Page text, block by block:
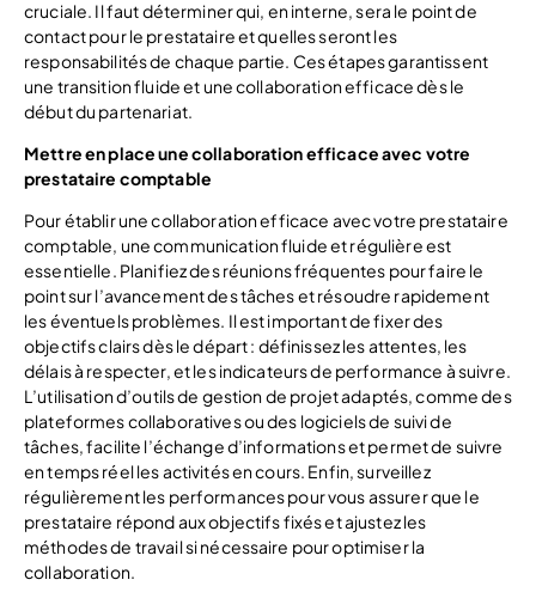
cruciale. Il faut déterminer qui, en interne, sera le point de
contact pour le prestataire et quelles seront les
responsabilités de chaque partie. Ces étapes garantissent
une transition fluide et une collaboration efficace dès le
début du partenariat.
Mettre en place une collaboration efficace avec votre
prestataire comptable
Pour établir une collaboration efficace avec votre prestataire
comptable, une communication fluide et régulière est
essentielle. Planifiez des réunions fréquentes pour faire le
point sur l’avancement des tâches et résoudre rapidement
les éventuels problèmes. Il est important de fixer des
objectifs clairs dès le départ : définissez les attentes, les
délais à respecter, et les indicateurs de performance à suivre.
L’utilisation d’outils de gestion de projet adaptés, comme des
plateformes collaboratives ou des logiciels de suivi de
tâches, facilite l’échange d’informations et permet de suivre
en temps réel les activités en cours. Enfin, surveillez
régulièrement les performances pour vous assurer que le
prestataire répond aux objectifs fixés et ajustez les
méthodes de travail si nécessaire pour optimiser la
collaboration.